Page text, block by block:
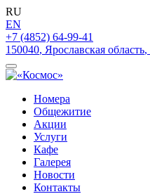
RU
EN
+7 (4852) 64-99-41
150040, Ярославская область,
Номера
Общежитие
Акции
Услуги
Кафе
Галерея
Новости
Контакты